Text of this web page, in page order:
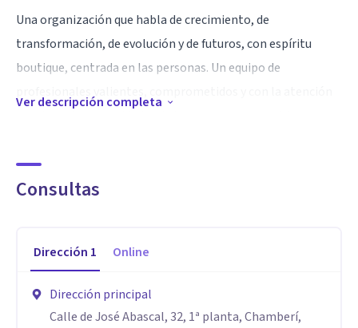
Una organización que habla de crecimiento, de
transformación, de evolución y de futuros, con espíritu
boutique, centrada en las personas. Un equipo de
procesos.
muchas, muchas personas.
Especialidad
Ver descripción completa
Consultas
Dirección 1 Online
Dirección principal
Calle de José Abascal, 32, 1ª planta, Chamberí,